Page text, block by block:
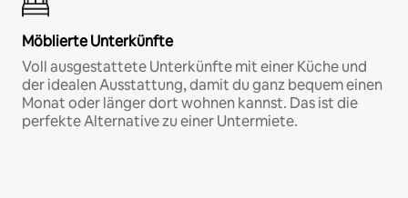
Möblierte Unterkünfte
Voll ausgestattete Unterkünfte mit einer Küche und
der idealen Ausstattung, damit du ganz bequem einen
Monat oder länger dort wohnen kannst. Das ist die
perfekte Alternative zu einer Untermiete.